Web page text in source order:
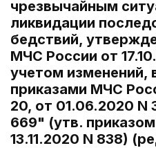
чрезвычайным
ликвидации
бедствий,
МЧС России от
учетом изменений,
приказами МЧС
20, от 01.06.2020 N
669" (утв.
13.11.2020 N 838)